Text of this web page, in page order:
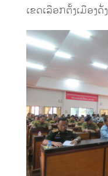
ເຂດເລືອກຕັ້ງເມືອງດັ່